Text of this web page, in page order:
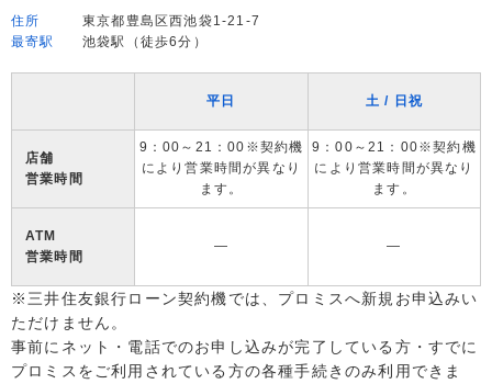
住所
東京都豊島区西池袋1-21-7
最寄駅
池袋駅（徒歩6分）
平日 土 / 日祝
店舗
営業時間
9：00～21：00※契約機
により営業時間が異なり
ます。
9：00～21：00※契約機
により営業時間が異なり
ます。
ATM
営業時間
― ―
※三井住友銀行ローン契約機では、プロミスへ新規お申込みい
ただけません。
事前にネット・電話でのお申し込みが完了している方・すでに
プロミスをご利用されている方の各種手続きのみ利用できま